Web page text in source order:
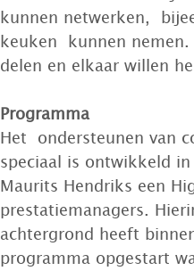
kunnen netwerken,
keuken  kunnen
delen en elkaar willen
Programma
Het  ondersteunen van
speciaal is ontwikkeld
Maurits Hendriks een
prestatiemanagers.
achtergrond heeft
programma opgestart